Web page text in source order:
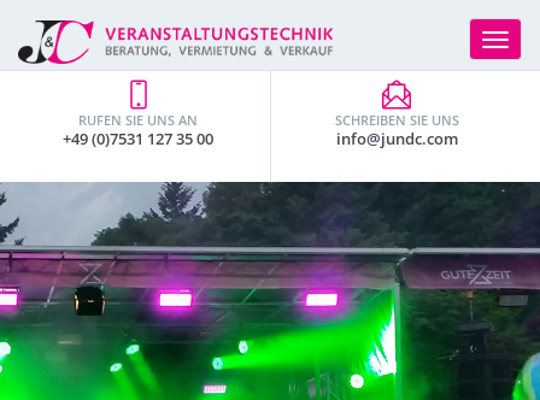
Toggle
SCHREIBEN SIE UNS
info@jundc.com
RUFEN SIE UNS AN
+49 (0)7531 127 35 00